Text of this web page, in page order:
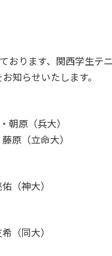
おります、関西学生テ
知らせいたします。
原（兵大）
（立命大）
（神大）
（同大）